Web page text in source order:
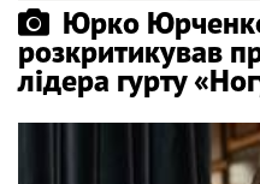
Юрко
розкритикував
лідера гурту